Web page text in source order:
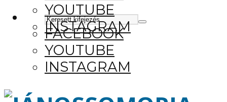
YOUTUBE
INSTAGRAM
FACEBOOK
YOUTUBE
INSTAGRAM